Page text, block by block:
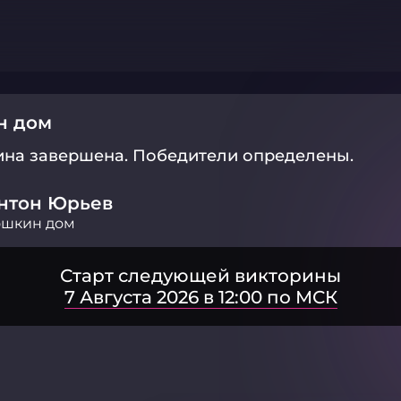
дом
завершена. Победители определены.
Юрьев
дом
Старт следующей викторины
7 Августа 2026 в 12:00 по МСК